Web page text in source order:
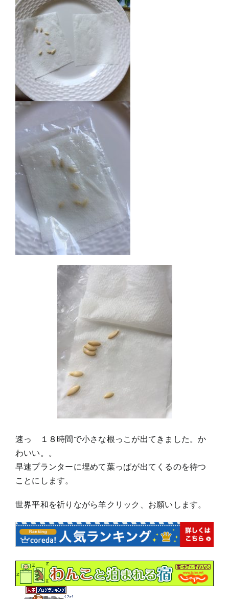
速っ １８時間で小さな根っこが出てきました。か
わいい。。
早速プランターに埋めて葉っぱが出てくるのを待つ
ことにします。
世界平和を祈りながら羊クリック、お願いします。